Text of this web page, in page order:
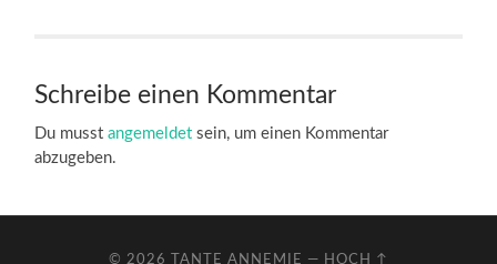
Schreibe einen Kommentar
Du musstangemeldet sein, um einen Kommentar
abzugeben.
© 2026 TANTE ANNEMIE — HOCH ↑